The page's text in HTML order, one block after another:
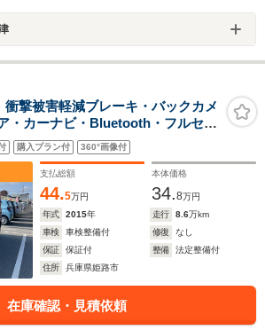
撃被害軽減ブレーキ・バックカメ
・カーナビ・Bluetooth・フルセグ
煙車・アイドリングストップ・ベ
リーニング!
購入プラン付 360°画像付
支払総額
44.5万円
本体価格
34.8万円
年式
2015年 走行 8.6万km
車検
車検整備付 修復
なし
保証
保証付 整備
法定整備付
住所
兵庫県姫路市
在庫確認・見積依頼